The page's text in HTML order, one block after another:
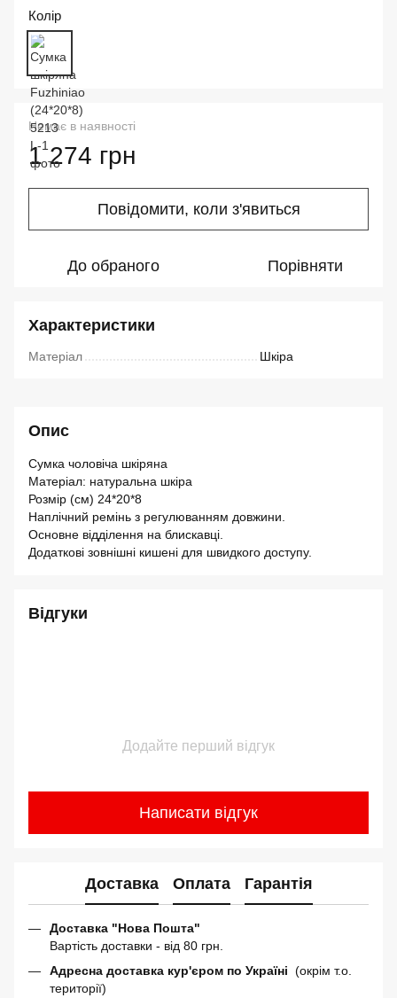
Колір
Немає в наявності
1 274 грн
Повідомити, коли з'явиться
До обраного Порівняти
Характеристики
Матеріал Шкіра
Опис
Сумка чоловіча шкіряна
Матеріал: натуральна шкіра
Розмір (см) 24*20*8
Наплічний ремінь з регулюванням довжини.
Основне відділення на блискавці.
Додаткові зовнішні кишені для швидкого доступу.
Відгуки
Додайте перший відгук
Написати відгук
Доставка Оплата Гарантія
Доставка "Нова Пошта"
Вартість доставки - від 80 грн.
Адресна доставка кур'єром по Україні (окрім т.о.
території)